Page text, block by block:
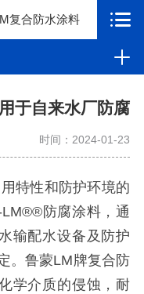
复合防水涂料
于自来水厂防腐
时间：2024-01-23
特性和防护环境的
LM®®防腐涂料 ，通
输配水设备及防护
。鲁蒙LM牌复合防
学介质的侵蚀，耐